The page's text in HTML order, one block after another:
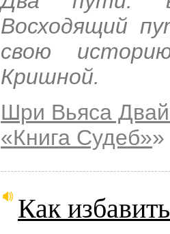
Восходящий
свою
Кришной.
Шри Вьяса
«Книга Судеб»»
Как